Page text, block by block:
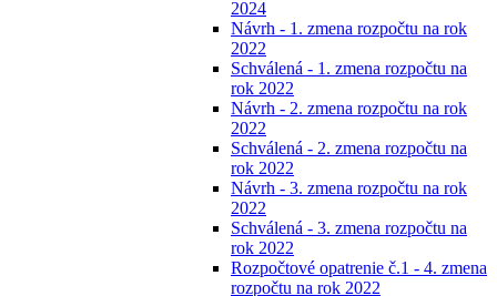
2024
Návrh - 1. zmena rozpočtu na rok
2022
Schválená - 1. zmena rozpočtu na
rok 2022
Návrh - 2. zmena rozpočtu na rok
2022
Schválená - 2. zmena rozpočtu na
rok 2022
Návrh - 3. zmena rozpočtu na rok
2022
Schválená - 3. zmena rozpočtu na
rok 2022
Rozpočtové opatrenie č.1 - 4. zmena
rozpočtu na rok 2022